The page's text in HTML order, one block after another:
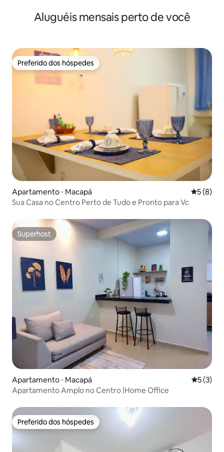
Aluguéis mensais perto de você
Preferido dos hóspedes
Preferido dos hóspedes
Apartamento ⋅ Macapá 5 de
5 (8)
Sua Casa no Centro Perto de Tudo e Pronto para Vc
Superhost
Superhost
Apartamento ⋅ Macapá 5 de
5 (3)
Apartamento Amplo no Centro |Home Office
Preferido dos hóspedes
Preferido dos hóspedes